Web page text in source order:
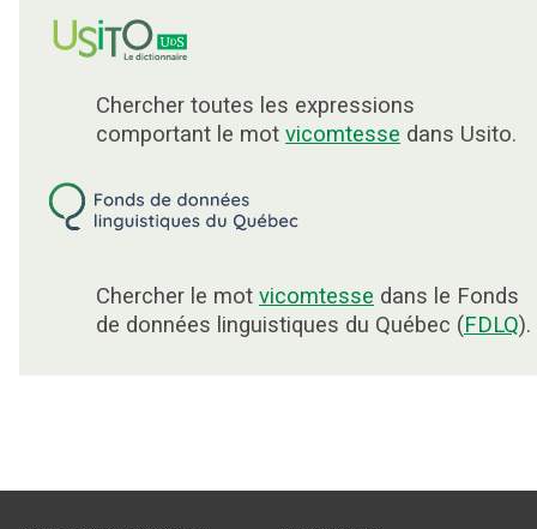
Chercher toutes les expressions
comportant le mot vicomtesse dans Usito.
Chercher le mot vicomtesse dans le Fonds
de données linguistiques du Québec (FDLQ).